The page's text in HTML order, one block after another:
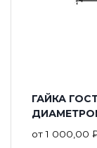
ГАЙКА
от1 000,00